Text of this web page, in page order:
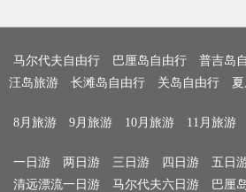
马尔代夫自由行 巴厘岛自由行
普吉岛
汪岛旅游
长滩岛自由行 关岛自由行
8月旅游 9月旅游 10月旅游 11月旅游
一日游 两日游 三日游 四日游
五日
清远漂流一日游
马尔代夫六日游 巴厘